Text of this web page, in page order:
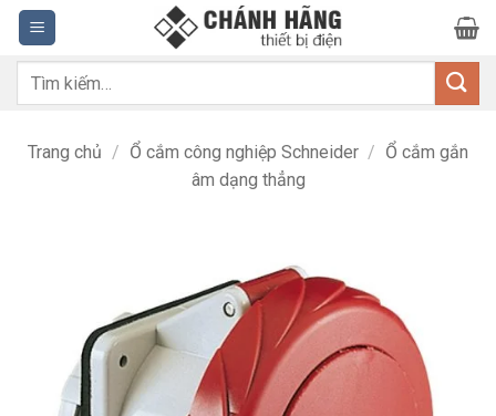
Bỏ
qua
nội
dung
Tìm
Trang chủ / Ổ cắm công nghiệp Schneider / Ổ cắm gắn
âm dạng thẳng